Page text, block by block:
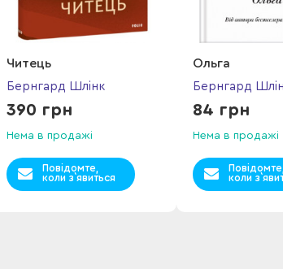
Читець
Бернгард Шлінк
390 грн
Нема в продажі
Повідомте,
коли з`явиться
Ольга
Бернгард
84 грн
Нема в продажі
Повідомте,
коли